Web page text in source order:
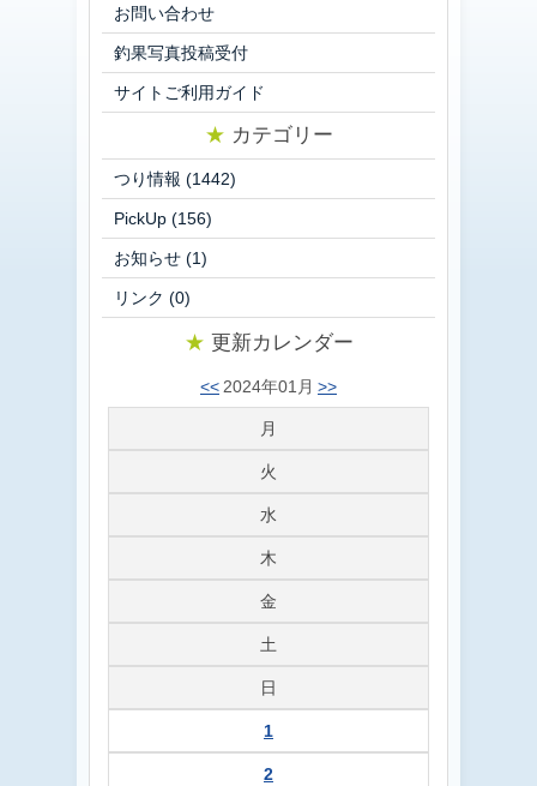
お問い合わせ
釣果写真投稿受付
サイトご利用ガイド
★ カテゴリー
つり情報 (1442)
PickUp (156)
お知らせ (1)
リンク (0)
★ 更新カレンダー
<< 2024年01月 >>
月
火
水
木
金
土
日
1
2